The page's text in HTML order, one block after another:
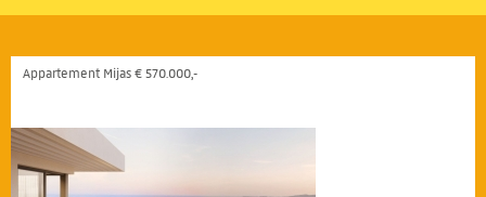
Appartement Mijas € 570.000,-